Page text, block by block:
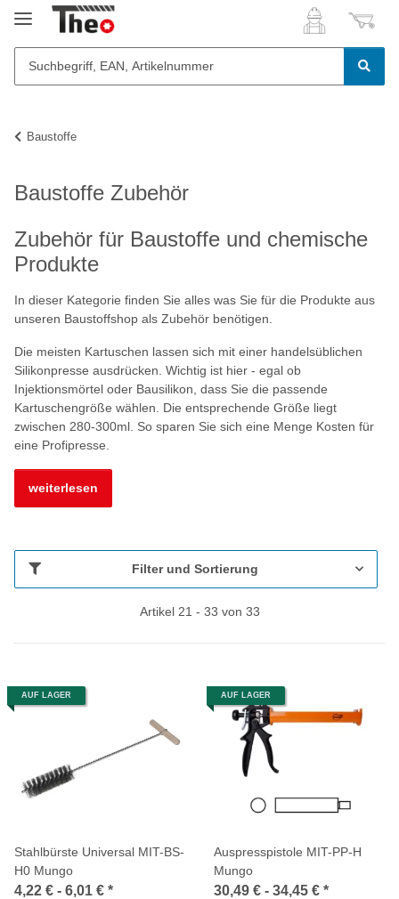
Baustoffe
Baustoffe Zubehör
Zubehör für Baustoffe und chemische
Produkte
In dieser Kategorie finden Sie alles was Sie für die Produkte aus
unseren Baustoffshop als Zubehör benötigen.
Die meisten Kartuschen lassen sich mit einer handelsüblichen
Silikonpresse ausdrücken. Wichtig ist hier - egal ob
Injektionsmörtel oder Bausilikon, dass Sie die passende
Kartuschengröße wählen. Die entsprechende Größe liegt
zwischen 280-300ml. So sparen Sie sich eine Menge Kosten für
eine Profipresse.
weiterlesen
Filter und Sortierung
Artikel 21 - 33 von 33
AUF LAGER
Stahlbürste Universal MIT-BS-
H0 Mungo
4,22 € - 6,01 € *
AUF LAGER
Auspresspistole MIT-PP-H
Mungo
30,49 € - 34,45 € *